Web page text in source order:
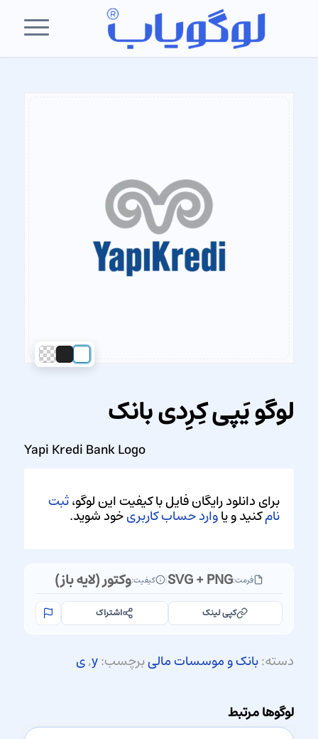
لوگو یَپی کِرِدی بانک
Yapi Kredi Bank Logo
برای دانلود رایگان فایل با کیفیت این لوگو،ثبت
نامکنید و یاوارد حساب کاربریخود شوید.
فرمت:SVG + PNG
| کیفیت:وکتور (لایه باز)
کپی لینک اشتراک
دسته:بانک و موسسات مالیبرچسب:y
,ی
لوگوها مرتبط